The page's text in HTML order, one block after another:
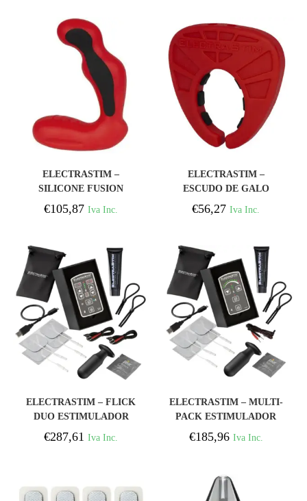
ELECTRASTIM –
SILICONE FUSION
HABANERO
MASSAGEADOR DE
€105,87 Iva Inc.
ELECTRASTIM –
ESCUDO DE GALO
VIPER DE FUSO DE
SILICONE
€56,27 Iva Inc.
ELECTRASTIM – FLICK
DUO ESTIMULADOR
MULTI-PACK
€287,61 Iva Inc.
ELECTRASTIM – MULTI-
PACK ESTIMULADOR
DE FLICK
€185,96 Iva Inc.